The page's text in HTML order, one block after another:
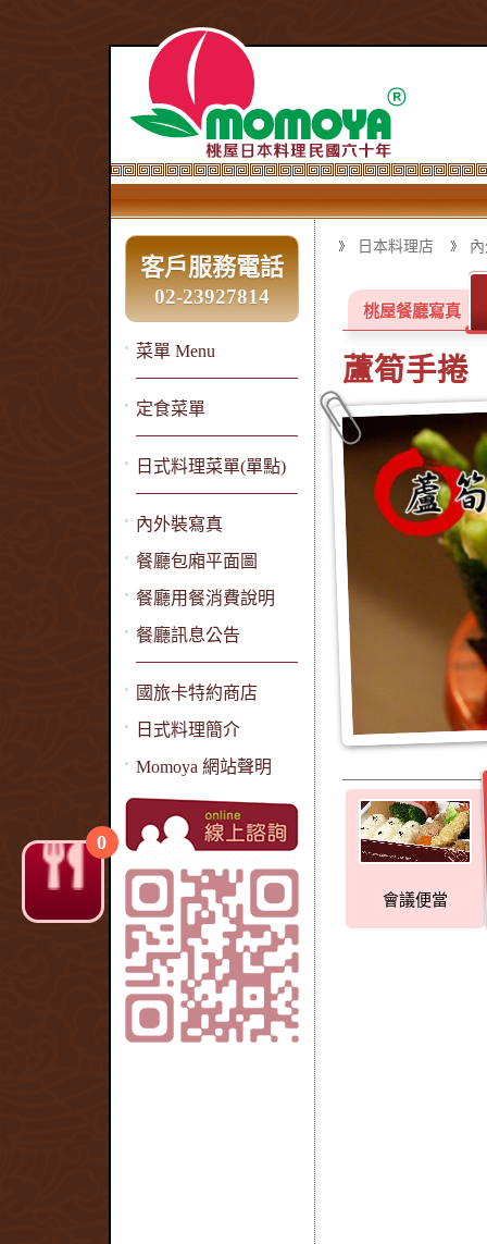
客戶服務電話
02-23927814
菜單 Menu
定食菜單
日式料理菜單(單點)
內外裝寫真
餐廳包廂平面圖
餐廳用餐消費說明
餐廳訊息公告
國旅卡特約商店
日式料理簡介
Momoya 網站聲明
日本料理店
桃屋餐廳寫真
蘆筍手捲
會議便當
0